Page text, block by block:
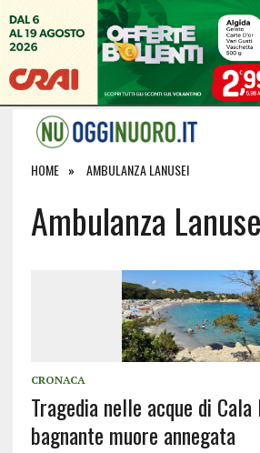
HOME AMBULANZA LANUSEI
Ambulanza
CRONACA
Tragedia nelle acque di
bagnante muore annegata